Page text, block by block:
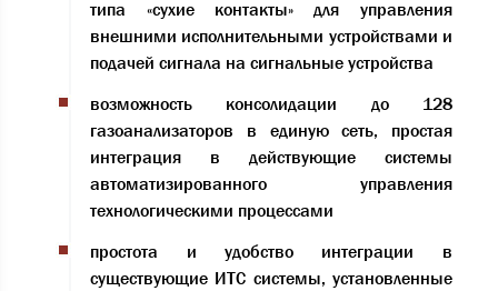
типа «сухие контакты» для управления
внешними исполнительными устройствами и
подачей сигнала на сигнальные устройства
возможность консолидации до 128
газоанализаторов в единую сеть, простая
интеграция в действующие системы
автоматизированного управления
технологическими процессами
простота и удобство интеграции в
существующие ИТС системы, установленные